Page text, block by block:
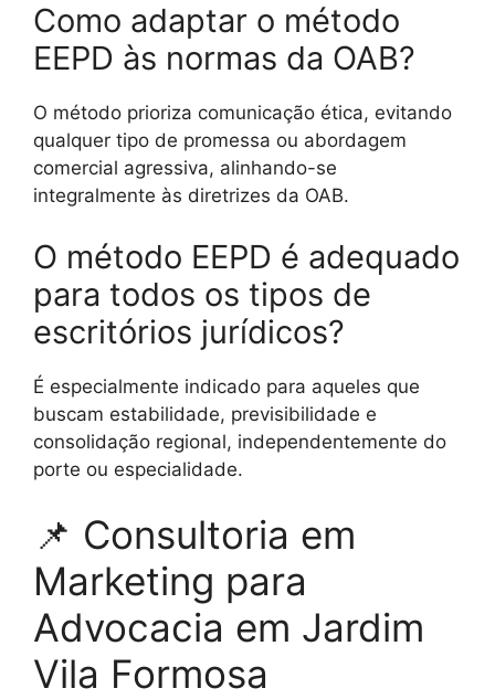
Como adaptar o método
EEPD às normas da OAB?
O método prioriza comunicação ética, evitando
qualquer tipo de promessa ou abordagem
comercial agressiva, alinhando-se
integralmente às diretrizes da OAB.
O método EEPD é adequado
para todos os tipos de
escritórios jurídicos?
É especialmente indicado para aqueles que
buscam estabilidade, previsibilidade e
consolidação regional, independentemente do
porte ou especialidade.
📌 Consultoria em
Marketing para
Advocacia em Jardim
Vila Formosa